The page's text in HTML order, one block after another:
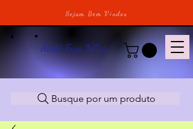
Sejam Bem Vindos
Ateliê Fase NOva
Busque por um produto